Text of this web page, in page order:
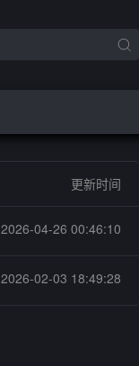
更新时间
2026-04-26 00:46:10
2026-02-03 18:49:28